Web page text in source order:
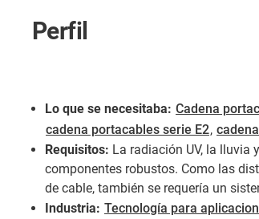
Perfil
Lo que se necesitaba: Cadena
cadena portacables serie E2,
Requisitos: La radiación UV, la lluvia
componentes robustos. Como las
de cable, también se requería un
Industria: Tecnología para